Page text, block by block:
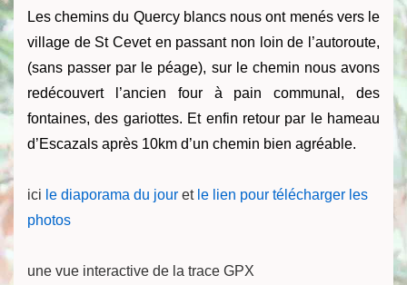
Les chemins du Quercy blancs nous ont menés vers le
village de St Cevet en passant non loin de l’autoroute,
(sans passer par le péage), sur le chemin nous avons
redécouvert l’ancien four à pain communal, des
fontaines, des gariottes. Et enfin retour par le hameau
d’Escazals après 10km d’un chemin bien agréable.
ici le diaporama du jour et le lien pour télécharger les
photos
une vue interactive de la trace GPX